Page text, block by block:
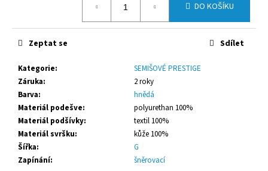
DO KOŠÍKU
Kategorie:
SEMIŠOVÉ PRESTIGE
Záruka:
2 roky
Barva:
hnědá
Materiál podešve:
polyurethan 100%
Materiál podšívky:
textil 100%
Materiál svršku:
kůže 100%
Šířka:
G
Zapínání: šněrovací
Zeptat se Sdílet
PRESTIGE
JAN
990
Kč